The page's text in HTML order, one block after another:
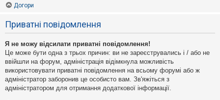
Догори
Приватні повідомлення
Я не можу відсилати приватні повідомлення!
Це може бути одна з трьох причин: ви не зареєструвались і / або не
ввійшли на форум, адміністрація відімкнула можливість
використовувати приватні повідомлення на всьому форумі або ж
адміністратор заборонив це особисто вам. Зв'яжіться з
адміністратором для отримання додаткової інформації.